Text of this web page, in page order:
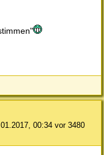
00:34 vor 3480